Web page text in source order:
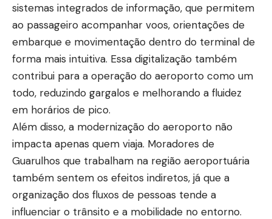
sistemas integrados de informação, que permitem
ao passageiro acompanhar voos, orientações de
embarque e movimentação dentro do terminal de
forma mais intuitiva. Essa digitalização também
contribui para a operação do aeroporto como um
todo, reduzindo gargalos e melhorando a fluidez
em horários de pico.
Além disso, a modernização do aeroporto não
impacta apenas quem viaja. Moradores de
Guarulhos que trabalham na região aeroportuária
também sentem os efeitos indiretos, já que a
organização dos fluxos de pessoas tende a
influenciar o trânsito e a mobilidade no entorno.